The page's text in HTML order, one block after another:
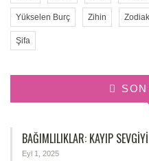
Yükselen Burç Zihin Zodiak
Şifa
BAĞIMLILIKLAR: KAYIP
Eyl 1, 2025